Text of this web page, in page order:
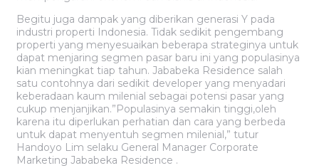
Begitu juga dampak yang diberikan generasi Y pada
industri properti Indonesia. Tidak sedikit pengembang
properti yang menyesuaikan beberapa strateginya untuk
dapat menjaring segmen pasar baru ini yang populasinya
kian meningkat tiap tahun. Jababeka Residence salah
satu contohnya dari sedikit developer yang menyadari
keberadaan kaum milenial sebagai potensi pasar yang
cukup menjanjikan.”Populasinya semakin tinggi,oleh
karena itu diperlukan perhatian dan cara yang berbeda
untuk dapat menyentuh segmen milenial,” tutur
Handoyo Lim selaku General Manager Corporate
Marketing Jababeka Residence .